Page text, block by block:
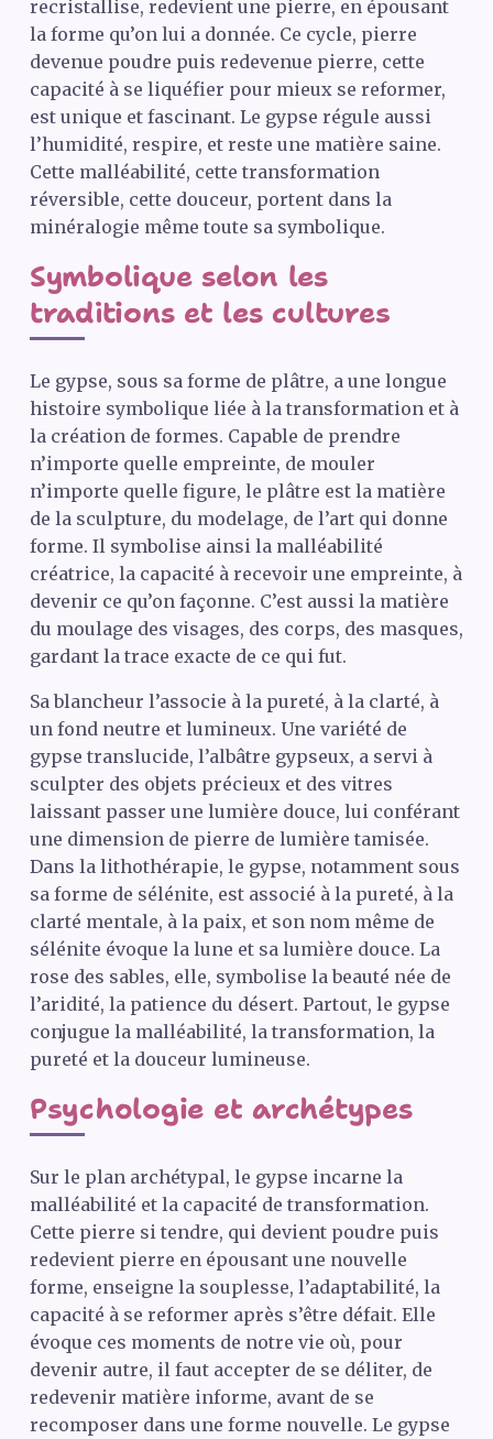
recristallise, redevient une pierre, en épousant
la forme qu’on lui a donnée. Ce cycle, pierre
devenue poudre puis redevenue pierre, cette
capacité à se liquéfier pour mieux se reformer,
est unique et fascinant. Le gypse régule aussi
l’humidité, respire, et reste une matière saine.
Cette malléabilité, cette transformation
réversible, cette douceur, portent dans la
minéralogie même toute sa symbolique.
Symbolique selon les
traditions et les cultures
Le gypse, sous sa forme de plâtre, a une longue
histoire symbolique liée à la transformation et à
la création de formes. Capable de prendre
n’importe quelle empreinte, de mouler
n’importe quelle figure, le plâtre est la matière
de la sculpture, du modelage, de l’art qui donne
forme. Il symbolise ainsi la malléabilité
créatrice, la capacité à recevoir une empreinte, à
devenir ce qu’on façonne. C’est aussi la matière
du moulage des visages, des corps, des masques,
gardant la trace exacte de ce qui fut.
Sa blancheur l’associe à la pureté, à la clarté, à
un fond neutre et lumineux. Une variété de
gypse translucide, l’albâtre gypseux, a servi à
sculpter des objets précieux et des vitres
laissant passer une lumière douce, lui conférant
une dimension de pierre de lumière tamisée.
Dans la lithothérapie, le gypse, notamment sous
sa forme de sélénite, est associé à la pureté, à la
clarté mentale, à la paix, et son nom même de
sélénite évoque la lune et sa lumière douce. La
rose des sables, elle, symbolise la beauté née de
l’aridité, la patience du désert. Partout, le gypse
conjugue la malléabilité, la transformation, la
pureté et la douceur lumineuse.
Psychologie et archétypes
Sur le plan archétypal, le gypse incarne la
malléabilité et la capacité de transformation.
Cette pierre si tendre, qui devient poudre puis
redevient pierre en épousant une nouvelle
forme, enseigne la souplesse, l’adaptabilité, la
capacité à se reformer après s’être défait. Elle
évoque ces moments de notre vie où, pour
devenir autre, il faut accepter de se déliter, de
redevenir matière informe, avant de se
recomposer dans une forme nouvelle. Le gypse